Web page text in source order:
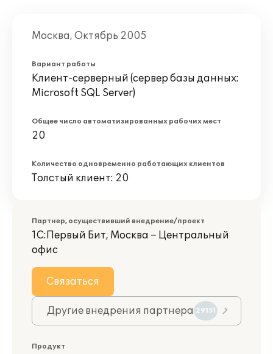
Москва, Октябрь 2005
Вариант работы
Клиент-серверный (сервер базы данных:
Microsoft SQL Server)
Общее число автоматизированных рабочих мест
20
Количество одновременно работающих клиентов
Толстый клиент: 20
Партнер, осуществивший внедрение/проект
1С:Первый Бит, Москва – Центральный
офис
Связаться
Другие внедрения партнера 29151
Продукт